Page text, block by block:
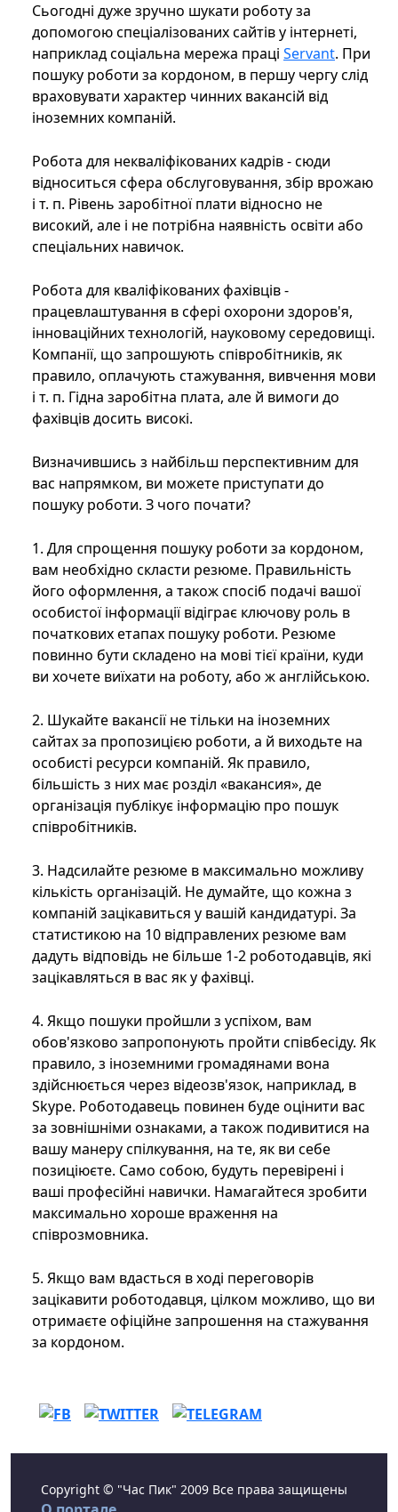
Сьогодні дуже зручно шукати роботу за
допомогою спеціалізованих сайтів у інтернеті,
наприклад соціальна мережа праці Servant. При
пошуку роботи за кордоном, в першу чергу слід
враховувати характер чинних вакансій від
іноземних компаній.
Робота для некваліфікованих кадрів - сюди
відноситься сфера обслуговування, збір врожаю
і т. п. Рівень заробітної плати відносно не
високий, але і не потрібна наявність освіти або
спеціальних навичок.
Робота для кваліфікованих фахівців -
працевлаштування в сфері охорони здоров'я,
інноваційних технологій, науковому середовищі.
Компанії, що запрошують співробітників, як
правило, оплачують стажування, вивчення мови
і т. п. Гідна заробітна плата, але й вимоги до
фахівців досить високі.
Визначившись з найбільш перспективним для
вас напрямком, ви можете приступати до
пошуку роботи. З чого почати?
1. Для спрощення пошуку роботи за кордоном,
вам необхідно скласти резюме. Правильність
його оформлення, а також спосіб подачі вашої
особистої інформації відіграє ключову роль в
початкових етапах пошуку роботи. Резюме
повинно бути складено на мові тієї країни, куди
ви хочете виїхати на роботу, або ж англійською.
2. Шукайте вакансії не тільки на іноземних
сайтах за пропозицією роботи, а й виходьте на
особисті ресурси компаній. Як правило,
більшість з них має розділ «вакансия», де
організація публікує інформацію про пошук
співробітників.
3. Надсилайте резюме в максимально можливу
кількість організацій. Не думайте, що кожна з
компаній зацікавиться у вашій кандидатурі. За
статистикою на 10 відправлених резюме вам
дадуть відповідь не більше 1-2 роботодавців, які
зацікавляться в вас як у фахівці.
4. Якщо пошуки пройшли з успіхом, вам
обов'язково запропонують пройти співбесіду. Як
правило, з іноземними громадянами вона
здійснюється через відеозв'язок, наприклад, в
Skype. Роботодавець повинен буде оцінити вас
за зовнішніми ознаками, а також подивитися на
вашу манеру спілкування, на те, як ви себе
позиціюєте. Само собою, будуть перевірені і
ваші професійні навички. Намагайтеся зробити
максимально хороше враження на
співрозмовника.
5. Якщо вам вдасться в ході переговорів
зацікавити роботодавця, цілком можливо, що ви
отримаєте офіційне запрошення на стажування
за кордоном.
Copyright © "Час Пик" 2009 Все права защищены